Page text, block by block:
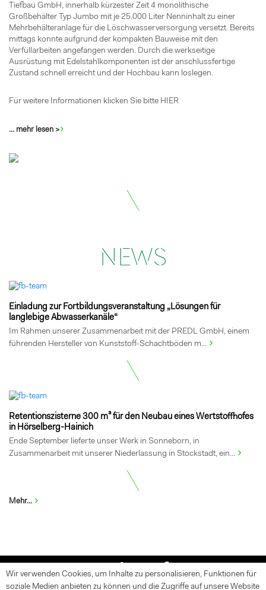
Tiefbau GmbH, innerhalb kürzester Zeit 4 monolithische
Großbehälter Typ Jumbo mit je 25.000 Liter Nenninhalt zu einer
Mehrbehälteranlage für die Löschwasserversorgung versetzt. Bereits
mittags konnte aufgrund der kompakten Bauweise mit den
Verfüllarbeiten angefangen werden. Durch die werkseitige
Ausrüstung mit Edelstahlkomponenten ist der anschlussfertige
Zustand schnell erreicht und der Hochbau kann loslegen.
Für weitere Informationen klicken Sie bitte HIER
... mehr lesen >
NEWS
Einladung zur Fortbildungsveranstaltung „Lösungen für
langlebige Abwasserkanäle“
Im Rahmen unserer Zusammenarbeit mit der PREDL GmbH, einem
führenden Hersteller von Kunststoff-Schachtböden m...
Retentionszisterne 300 m³ für den Neubau eines Wertstoffhofes
in Hörselberg-Hainich
Ende September lieferte unser Werk in Sonneborn, in
Zusammenarbeit mit unserer Niederlassung in Stockstadt, ein...
Mehr...
Wir verwenden Cookies, um Inhalte zu personalisieren, Funktionen für
soziale Medien anbieten zu können und die Zugriffe auf unsere Website